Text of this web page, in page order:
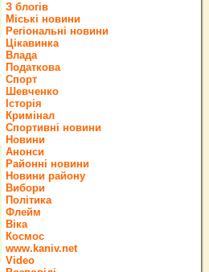
З блогів
Міські новини
Регіональні новини
Цікавинка
Влада
Податкова
Спорт
Шевченко
Історія
Кримінал
Спортивні новини
Новини
Анонси
Районні новини
Новини району
Вибори
Політика
Флейм
Віка
Космос
www.kaniv.net
Video